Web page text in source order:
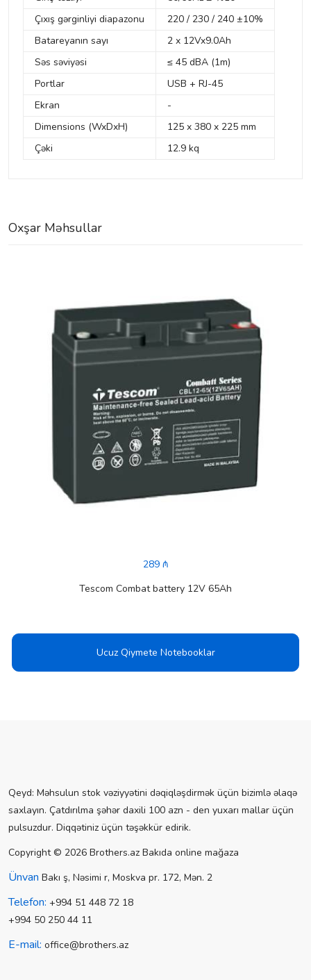
Çıxış gərginliyi diapazonu
220 / 230 / 240 ±10%
Batareyanın sayı
2 x 12Vx9.0Ah
Səs səviyəsi
≤ 45 dBA (1m)
Portlar
USB + RJ-45
Ekran
-
Dimensions (WxDxH)
125 x 380 x 225 mm
Çəki
12.9 kq
Oxşar Məhsullar
289 ₼
Tescom Combat battery 12V 65Ah
Ucuz Qiymete Notebooklar
Qeyd: Məhsulun stok vəziyyətini dəqiqləşdirmək üçün bizimlə əlaqə
saxlayın. Çatdırılma şəhər daxili 100 azn - den yuxarı mallar üçün
pulsuzdur. Diqqətiniz üçün təşəkkür edirik.
Copyright © 2026 Brothers.az Bakıda online mağaza
Ünvan Bakı ş, Nəsimi r, Moskva pr. 172, Mən. 2
Telefon: +994 51 448 72 18
+994 50 250 44 11
E-mail: office@brothers.az